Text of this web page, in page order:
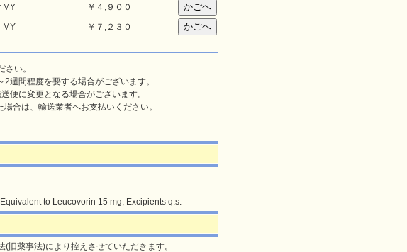
MY ￥ ４,９００
MY ￥ ７,２３０
さい。
週間程度を要する場合がございます。
便に変更となる場合がございます。
場合は、輸送業者へお支払いください。
to Leucovorin 15 mg, Excipients q.s.
薬事法)により控えさせていただきます。